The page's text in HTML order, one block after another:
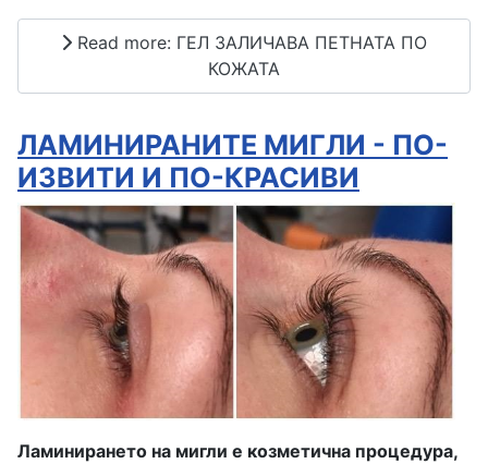
Read more: ГЕЛ ЗАЛИЧАВА ПЕТНАТА ПО
КОЖАТА
ЛАМИНИРАНИТЕ МИГЛИ - ПО-
ИЗВИТИ И ПО-КРАСИВИ
Ламинирането на мигли е козметична процедура,